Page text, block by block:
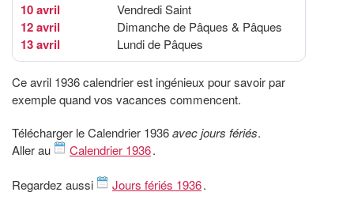
10 avril Vendredi Saint
12 avril Dimanche de Pâques & Pâques
13 avril Lundi de Pâques
Ce avril 1936 calendrier est ingénieux pour savoir par
exemple quand vos vacances commencent.
Télécharger le Calendrier 1936avec jours fériés.
Aller au
Calendrier 1936.
Regardez aussi Jours fériés 1936.